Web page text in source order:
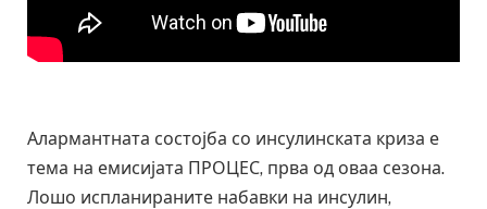
Алармантната состојба со инсулинската криза е
тема на емисијата ПРОЦЕС, прва од оваа сезона.
Лошо испланираните набавки на инсулин,